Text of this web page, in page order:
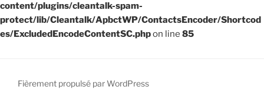
content/plugins/cleantalk-spam-
protect/lib/Cleantalk/ApbctWP/ContactsEncoder/Shortcod
es/ExcludedEncodeContentSC.phpon line 85
Fièrement propulsé par WordPress